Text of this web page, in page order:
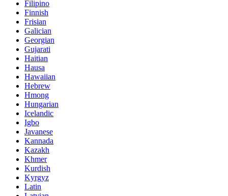
Filipino
Finnish
Frisian
Galician
Georgian
Gujarati
Haitian
Hausa
Hawaiian
Hebrew
Hmong
Hungarian
Icelandic
Igbo
Javanese
Kannada
Kazakh
Khmer
Kurdish
Kyrgyz
Latin